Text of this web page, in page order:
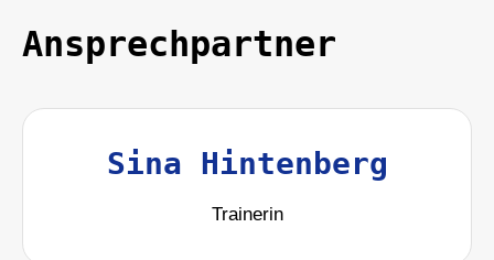
Ansprechpartner
Sina Hintenberg
Trainerin